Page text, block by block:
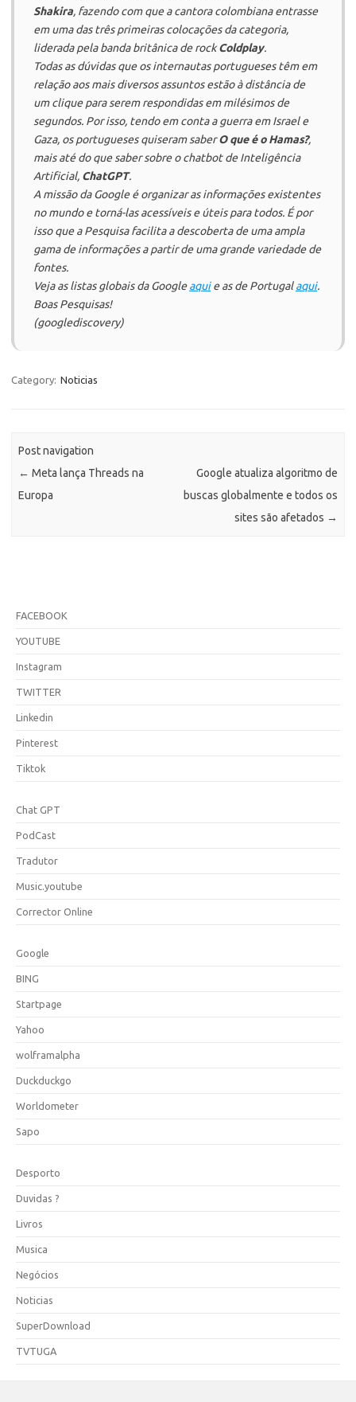
Shakira, fazendo com que a cantora colombiana entrasse
em uma das três primeiras colocações da categoria,
liderada pela banda britânica de rockColdplay.
Todas as dúvidas que os internautas portugueses têm em
relação aos mais diversos assuntos estão à distância de
um clique para serem respondidas em milésimos de
segundos. Por isso, tendo em conta a guerra em Israel e
Gaza, os portugueses quiseram saberO que é o Hamas?,
mais até do que saber sobre o chatbot de Inteligência
Artificial, ChatGPT.
A missão da Google é organizar as informações existentes
no mundo e torná-las acessíveis e úteis para todos. É por
isso que a Pesquisa facilita a descoberta de uma ampla
gama de informações a partir de uma grande variedade de
fontes.
Veja as listas globais da Googleaquie as de Portugalaqui.
Boas Pesquisas!
(googlediscovery)
Category: Noticias
Post navigation
← Meta lança Threads na
Europa
Google atualiza algoritmo de
buscas globalmente e todos os
sites são afetados →
FACEBOOK
YOUTUBE
Instagram
TWITTER
Linkedin
Pinterest
Tiktok
Chat GPT
PodCast
Tradutor
Music.youtube
Corrector Online
Google
BING
Startpage
Yahoo
wolframalpha
Duckduckgo
Worldometer
Sapo
Desporto
Duvidas ?
Livros
Musica
Negócios
Noticias
SuperDownload
TVTUGA